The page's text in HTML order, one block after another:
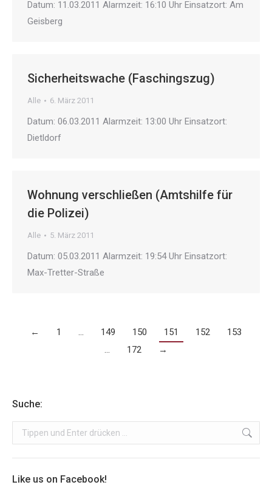
Datum: 11.03.2011 Alarmzeit: 16:10 Uhr Einsatzort: Am
Geisberg
Sicherheitswache (Faschingszug)
Alle 6. März 2011
Datum: 06.03.2011 Alarmzeit: 13:00 Uhr Einsatzort:
Dietldorf
Wohnung verschließen (Amtshilfe für
die Polizei)
Alle 5. März 2011
Datum: 05.03.2011 Alarmzeit: 19:54 Uhr Einsatzort:
Max-Tretter-Straße
← 1 … 149 150 151 152
153
…
172 →
Suche:
Search:
Like us on Facebook!